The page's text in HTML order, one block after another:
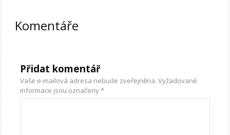
Komentáře
Přidat komentář
Vaše e-mailová adresa nebude zveřejněna. Vyžadované
informace jsou označeny*